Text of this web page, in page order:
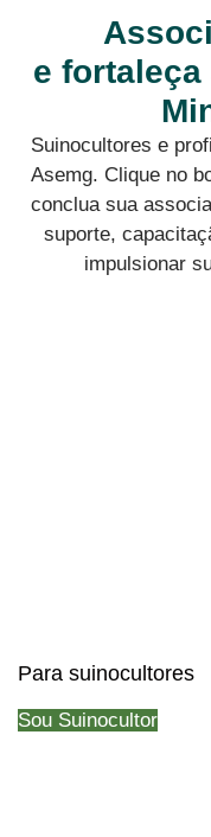
e
Suinocultores e
Asemg. Clique no
conclua sua
suporte,
impulsionar
Para suinocultores
Sou Suinocultor